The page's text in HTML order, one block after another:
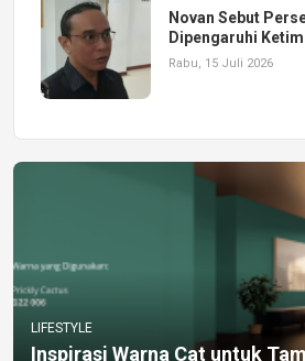
Novan Sebut
Dipengaruhi
Rabu, 15 Juli 2026
LIFESTYLE
Inspirasi Warna Cat untuk